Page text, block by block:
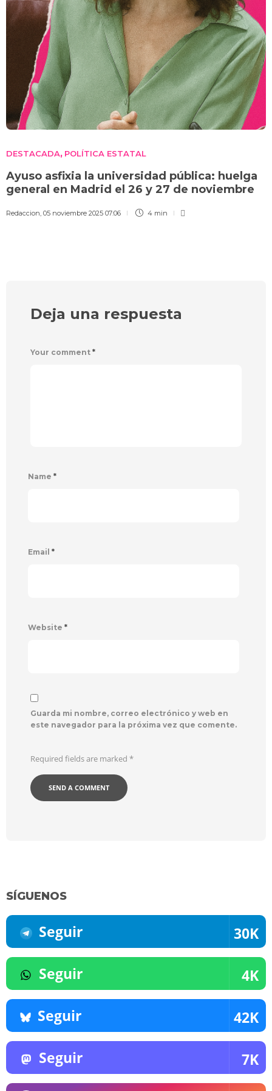
DESTACADA, POLÍTICA ESTATAL
Ayuso asfixia la universidad pública: huelga
general en Madrid el 26 y 27 de noviembre
Redaccion, 05 noviembre 2025 07:06 4 min
Deja una respuesta
Your comment *
Name *
Email *
Website *
Guarda mi nombre, correo electrónico y web en
este navegador para la próxima vez que comente.
Required fields are marked *
SÍGUENOS
Seguir 30K
Seguir 4K
Seguir 42K
Seguir 7K